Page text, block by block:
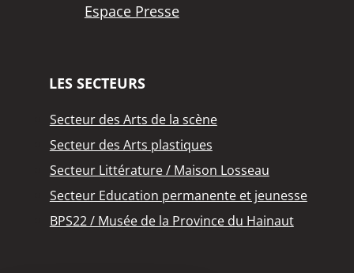
Espace Presse
LES SECTEURS
Secteur des Arts de la scène
Secteur des Arts plastiques
Secteur Littérature / Maison Losseau
Secteur Education permanente et jeunesse
BPS22 / Musée de la Province du Hainaut